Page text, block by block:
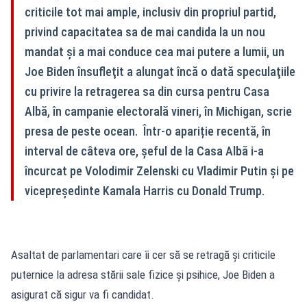
criticile tot mai ample, inclusiv din propriul partid,
privind capacitatea sa de mai candida la un nou
mandat și a mai conduce cea mai putere a lumii, un
Joe Biden însufleţit a alungat încă o dată speculaţiile
cu privire la retragerea sa din cursa pentru Casa
Albă, în campanie electorală vineri, în Michigan, scrie
presa de peste ocean. Într-o apariție recentă, în
interval de câteva ore, șeful de la Casa Albă i-a
încurcat pe Volodimir Zelenski cu Vladimir Putin și pe
vicepreședinte Kamala Harris cu Donald Trump.
Asaltat de parlamentari care îi cer să se retragă şi criticile
puternice la adresa stării sale fizice şi psihice, Joe Biden a
asigurat că sigur va fi candidat.